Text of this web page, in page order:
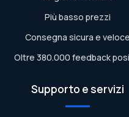
Più basso prezzi
Consegna sicura e veloce
Oltre 380.000 feedback
Supporto e servizi